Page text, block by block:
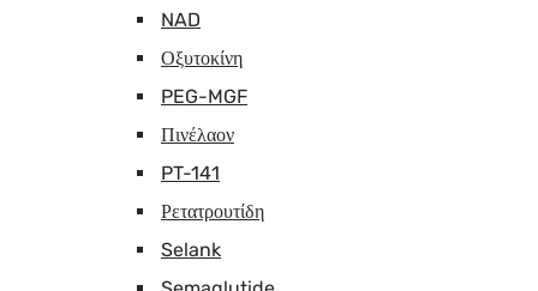
NAD
Οξυτοκίνη
PEG-MGF
Πινέλαον
PT-141
Ρετατρουτίδη
Selank